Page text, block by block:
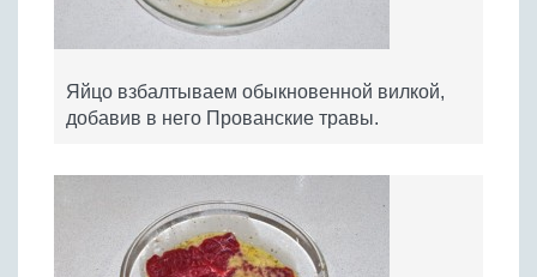
Яйцо взбалтываем обыкновенной вилкой,
добавив в него Прованские травы.